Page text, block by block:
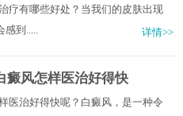
疗有哪些好处？当我们的皮肤出现
感到.....
详情>>
癜风怎样医治好得快
医治好得快呢？白癜风，是一种令